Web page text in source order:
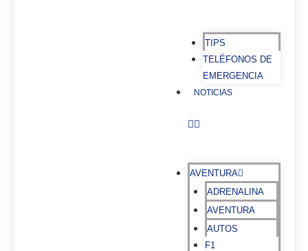
TIPS
TELÉFONOS DE
EMERGENCIA
NOTICIAS
AVENTURA
ADRENALINA
AVENTURA
AUTOS
F1